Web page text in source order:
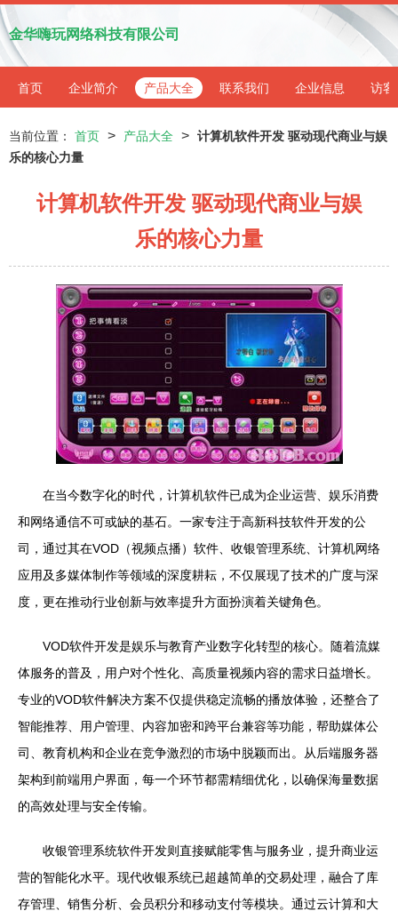
金华嗨玩网络科技有限公司
首页 企业简介 产品大全 联系我们 企业信息 访客
当前位置： 首页 > 产品大全 > 计算机软件开发 驱动现代商业与娱
乐的核心力量
计算机软件开发 驱动现代商业与娱
乐的核心力量
在当今数字化的时代，计算机软件已成为企业运营、娱乐消费
和网络通信不可或缺的基石。一家专注于高新科技软件开发的公
司，通过其在VOD（视频点播）软件、收银管理系统、计算机网络
应用及多媒体制作等领域的深度耕耘，不仅展现了技术的广度与深
度，更在推动行业创新与效率提升方面扮演着关键角色。
VOD软件开发是娱乐与教育产业数字化转型的核心。随着流媒
体服务的普及，用户对个性化、高质量视频内容的需求日益增长。
专业的VOD软件解决方案不仅提供稳定流畅的播放体验，还整合了
智能推荐、用户管理、内容加密和跨平台兼容等功能，帮助媒体公
司、教育机构和企业在竞争激烈的市场中脱颖而出。从后端服务器
架构到前端用户界面，每一个环节都需精细优化，以确保海量数据
的高效处理与安全传输。
收银管理系统软件开发则直接赋能零售与服务业，提升商业运
营的智能化水平。现代收银系统已超越简单的交易处理，融合了库
存管理、销售分析、会员积分和移动支付等模块。通过云计算和大